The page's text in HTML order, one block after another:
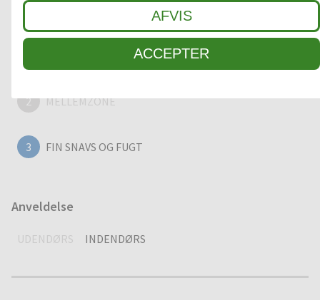
AFVIS
ACCEPTER
Rengørings zoner
2 MELLEMZONE
3 FIN SNAVS OG FUGT
Anveldelse
UDENDØRS INDENDØRS